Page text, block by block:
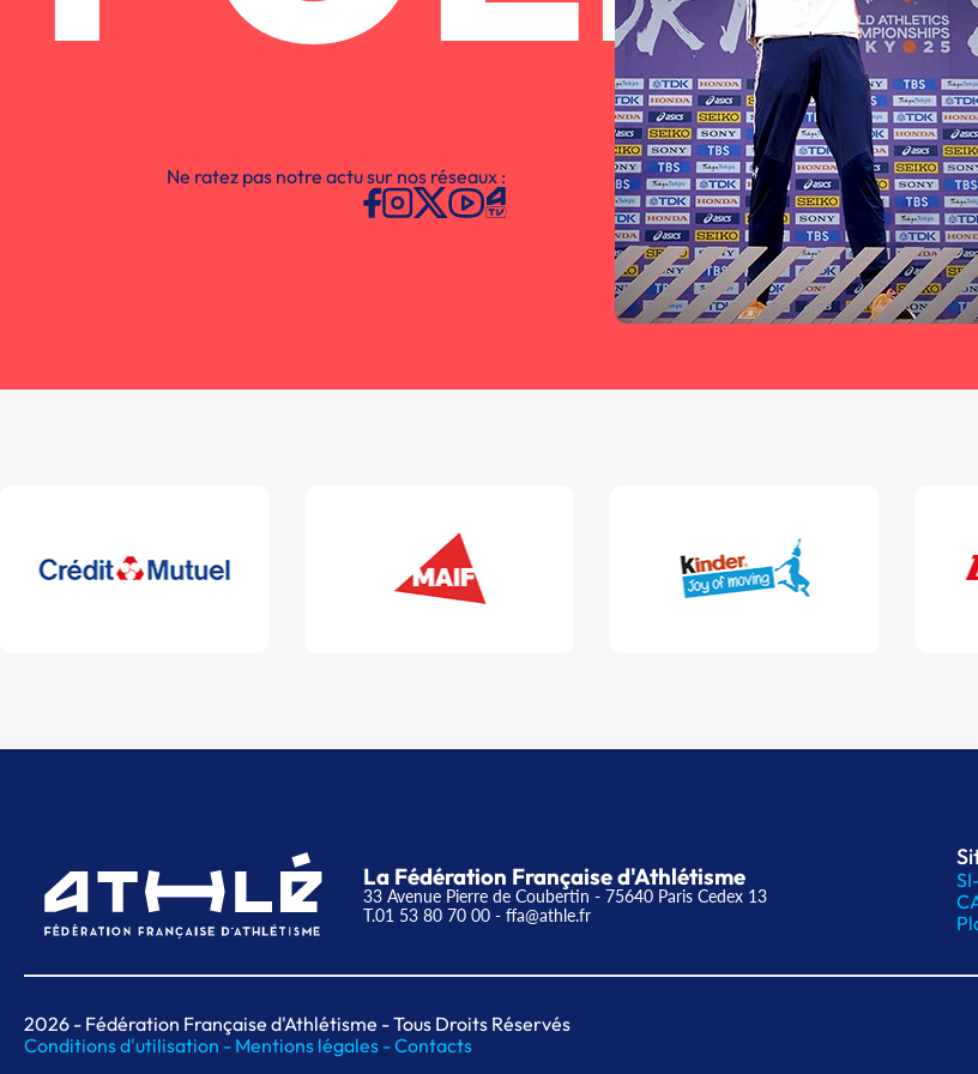
Ne ratez pas notre actu sur nos réseaux :
La Fédération Française d'Athlétisme
33 Avenue Pierre de Coubertin - 75640 Paris Cedex 13
T.01 53 80 70 00 - ffa@athle.fr
2026 - Fédération Française d'Athlétisme - Tous Droits Réservés
Conditions d'utilisation - Mentions légales -Contacts